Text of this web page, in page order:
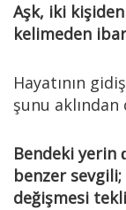
Aşk, iki
kelimeden
Hayatının
şunu
Bendeki yerin
benzer
değişmesi